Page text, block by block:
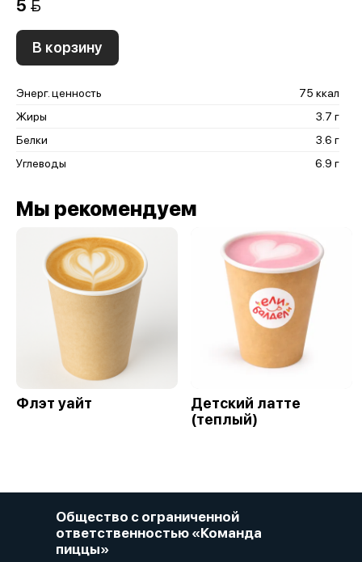
5 
В корзину
Энерг. ценность
75 ккал
Жиры
3.7 г
Белки
3.6 г
Углеводы
6.9 г
Мы рекомендуем
Флэт уайт
Детский латте
(теплый)
Общество с ограниченной
ответственностью «Команда
пиццы»